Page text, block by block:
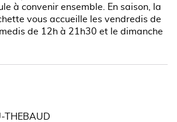
à convenir ensemble. En saison, la
vous accueille les vendredis de
de 12h à 21h30 et le dimanche
THEBAUD